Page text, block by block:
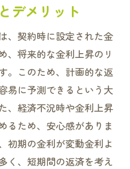
デメリット
、契約時に設定された金
、将来的な金利上昇のリ
。このため、計画的な返
易に予測できるという大
、経済不況時や金利上昇
るため、安心感がありま
初期の金利が変動金利よ
く、短期間の返済を考え